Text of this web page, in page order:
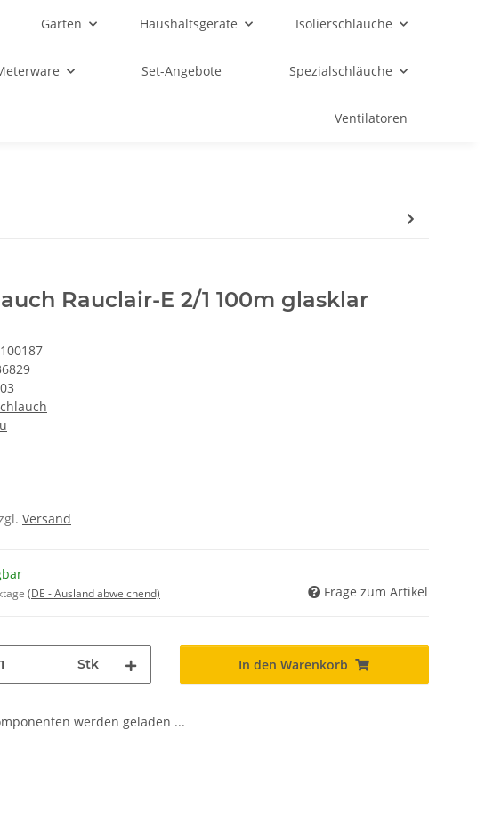
Garten Haushaltsgeräte Isolierschläuche
Set-Angebote Spezialschläuche
Ventilatoren
Rauclair-E 2/1 100m glasklar
100187
Versand
(DE - Ausland abweichend) Frage zum Artikel
Stk In den Warenkorb
werden geladen ...